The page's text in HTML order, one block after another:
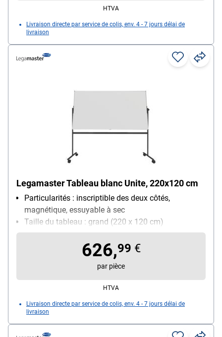
HTVA
Livraison directe par service de colis, env. 4 - 7 jours délai de
livraison
Legamaster Tableau blanc Unite, 220x120 cm
Particularités : inscriptible des deux côtés,
magnétique, essuyable à sec
Taille du tableau : grand (220 x 120 cm)
Utilisation : utilisation fréquente
626,99 €
par pièce
HTVA
Livraison directe par service de colis, env. 4 - 7 jours délai de
livraison